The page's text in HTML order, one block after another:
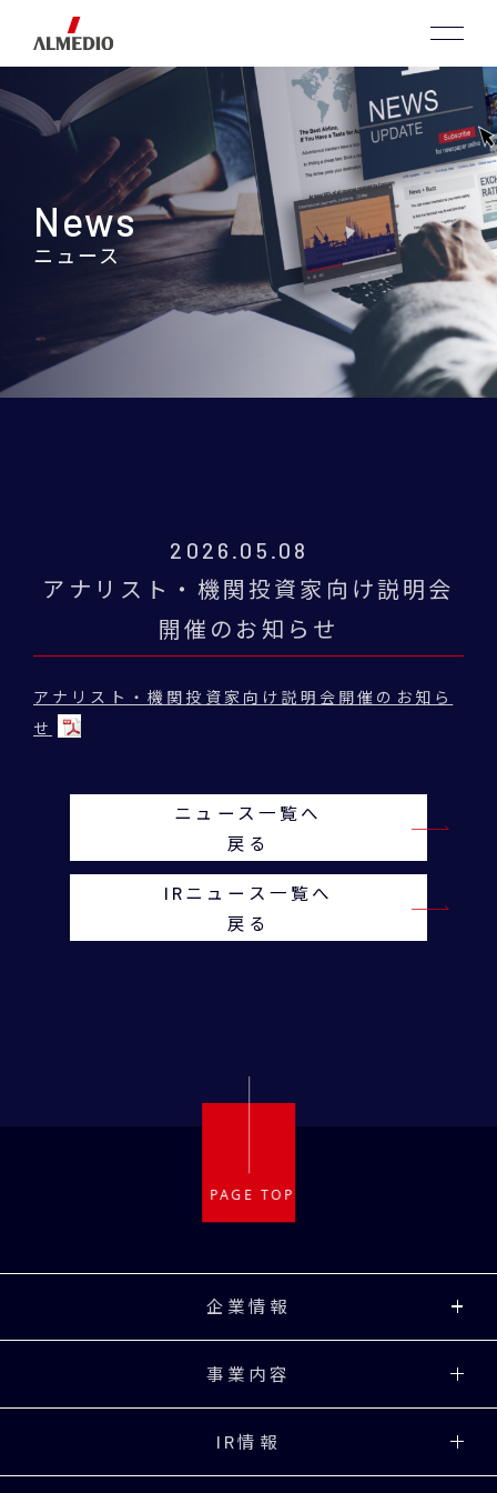
News
ニュース
2026.05.08
アナリスト・機関投資家向け説明会
開催のお知らせ
アナリスト・機関投資家向け説明会開催のお知ら
せ
ニュース一覧へ
戻る
IRニュース一覧へ
戻る
企業情報
事業内容
IR情報